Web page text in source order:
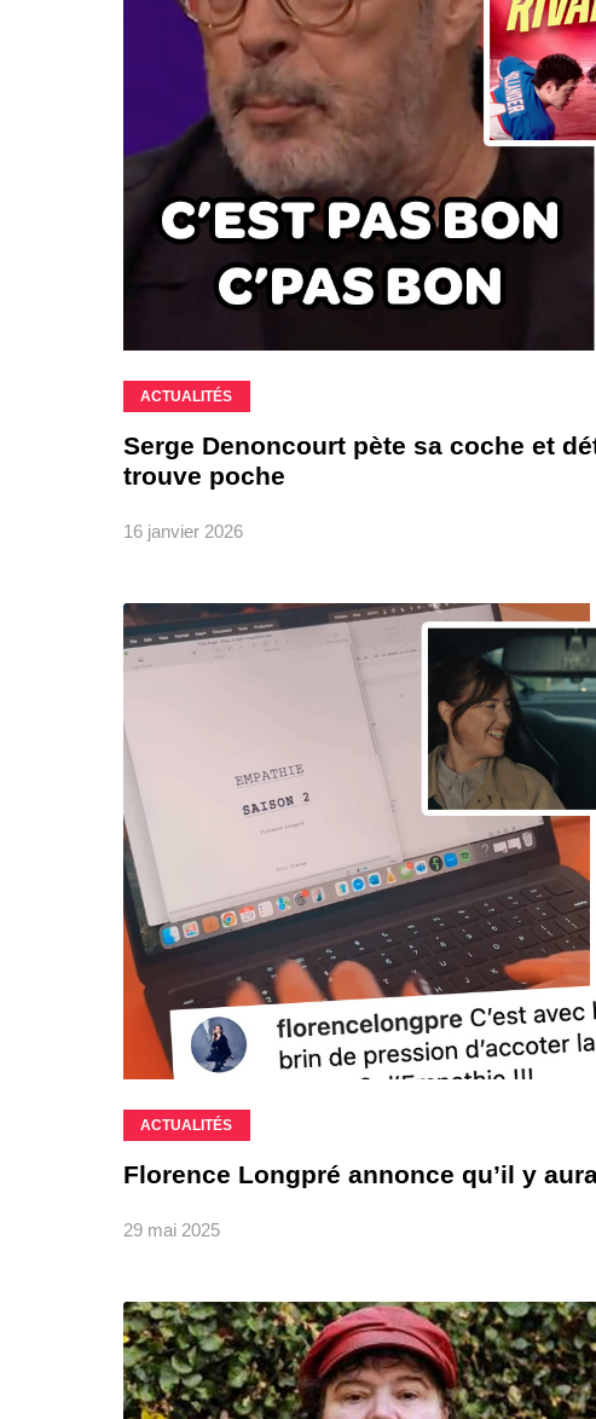
ACTUALITÉS
Serge Denoncourt pète sa coche et
trouve poche
16 janvier 2026
ACTUALITÉS
Florence Longpré annonce qu’il y
29 mai 2025